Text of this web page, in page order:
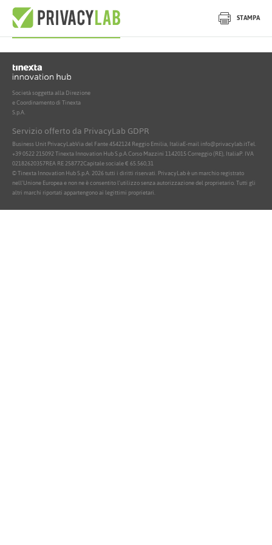
STAMPA
Nessun documento attivo trovato
Società soggetta alla Direzione
e Coordinamento di Tinexta
S.p.A.
Servizio offerto da PrivacyLab GDPR
Business Unit PrivacyLabVia del Fante 4542124 Reggio Emilia, ItaliaE-mail info@privacylab.itTel.
+39 0522 215092Tinexta Innovation Hub S.p.A.Corso Mazzini 1142015 Correggio (RE), ItaliaP. IVA
02182620357REA RE 258772Capitale sociale € 65.560,31
© Tinexta Innovation Hub S.p.A. 2026 tutti i diritti riservati. PrivacyLab è un marchio registrato
nell'Unione Europea e non ne è consentito l'utilizzo senza autorizzazione del proprietario. Tutti gli
altri marchi riportati appartengono ai legittimi proprietari.